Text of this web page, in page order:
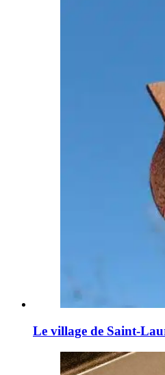
Le village de Saint-